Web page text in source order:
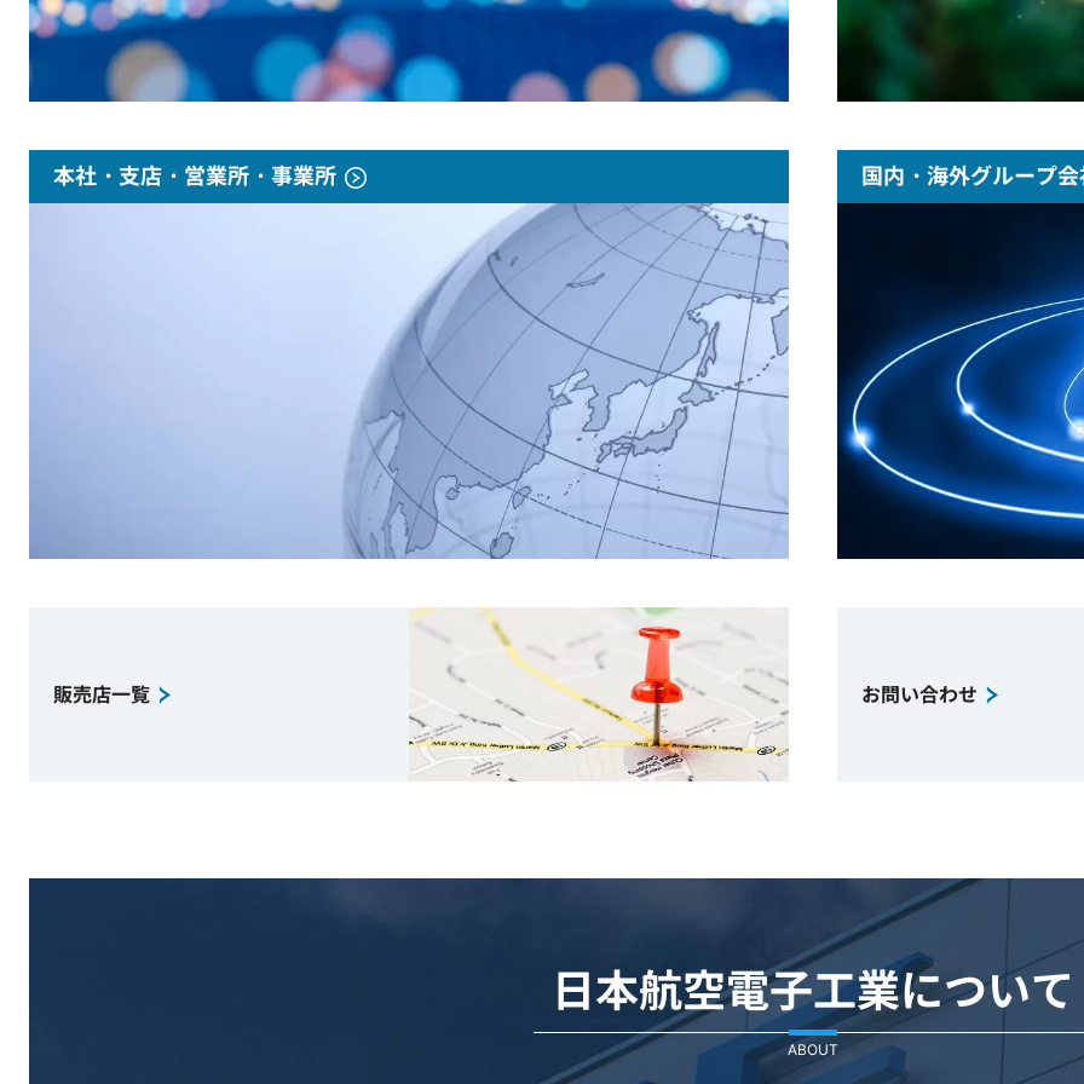
本社・支店・営業所・事業所 国内・海外グループ会
販売店一覧 お問い合わせ
日本航空電子工業について
ABOUT